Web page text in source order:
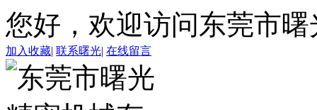
您好，欢迎访问东莞市
加入收藏| 联系曙光| 在线留言